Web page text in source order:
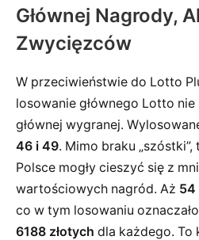
Głównej Nagrody,
Zwycięzców
W przeciwieństwie do Lotto
losowanie głównego Lotto nie
głównej wygranej.
46 i 49. Mimo braku
Polsce mogły cieszyć się z
wartościowych nagród. Aż 54
co w tym losowaniu
6188 złotych dla każdego. To